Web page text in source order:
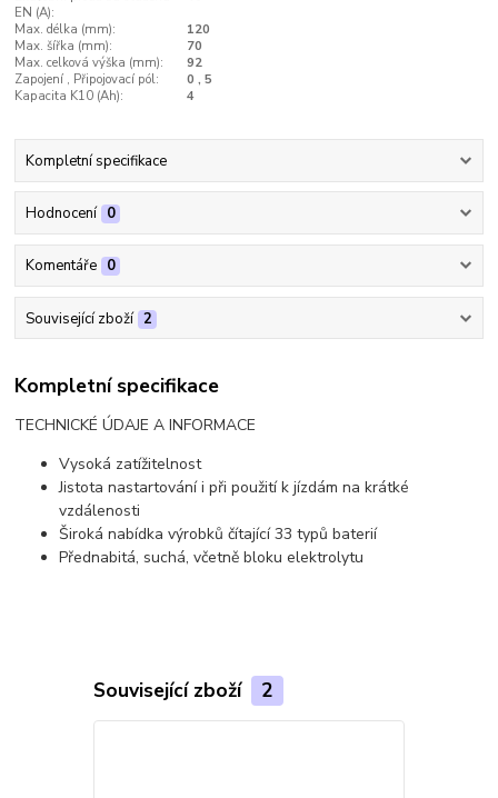
EN (A):
Max. délka (mm):
120
Max. šířka (mm):
70
Max. celková výška (mm):
92
Zapojení , Připojovací pól:
0 , 5
Kapacita K10 (Ah):
4
Kompletní specifikace
Hodnocení 0
Komentáře 0
Související zboží 2
Kompletní specifikace
TECHNICKÉ ÚDAJE A INFORMACE
Vysoká zatížitelnost
Jistota nastartování i při použití k jízdám na krátké
vzdálenosti
Široká nabídka výrobků čítající 33 typů baterií
Přednabitá, suchá, včetně bloku elektrolytu
Související zboží 2